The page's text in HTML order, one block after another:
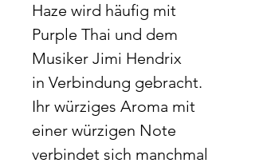
Haze wird häufig mit
Purple Thai und dem
Musiker Jimi Hendrix
in Verbindung gebracht.
Ihr würziges Aroma mit
einer würzigen Note
verbindet sich manchmal